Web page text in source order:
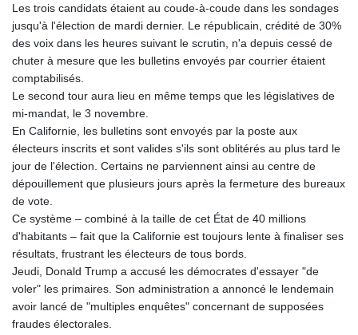
Les trois candidats étaient au coude-à-coude dans les sondages
jusqu'à l'élection de mardi dernier. Le républicain, crédité de 30%
des voix dans les heures suivant le scrutin, n'a depuis cessé de
chuter à mesure que les bulletins envoyés par courrier étaient
comptabilisés.
Le second tour aura lieu en même temps que les législatives de
mi-mandat, le 3 novembre.
En Californie, les bulletins sont envoyés par la poste aux
électeurs inscrits et sont valides s'ils sont oblitérés au plus tard le
jour de l'élection. Certains ne parviennent ainsi au centre de
dépouillement que plusieurs jours après la fermeture des bureaux
de vote.
Ce système – combiné à la taille de cet État de 40 millions
d'habitants – fait que la Californie est toujours lente à finaliser ses
résultats, frustrant les électeurs de tous bords.
Jeudi, Donald Trump a accusé les démocrates d'essayer "de
voler" les primaires. Son administration a annoncé le lendemain
avoir lancé de "multiples enquêtes" concernant de supposées
fraudes électorales.